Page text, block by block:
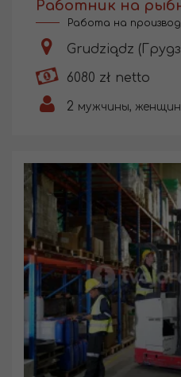
Работник на
Работа на
Grudziądz
6080 zł netto
2 мужчины,